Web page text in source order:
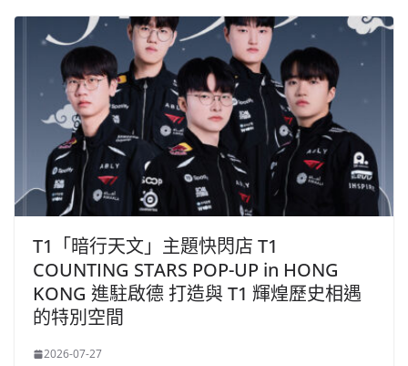
T1「暗行天文」主題快閃店 T1
COUNTING STARS POP-UP in HONG
KONG 進駐啟德 打造與 T1 輝煌歷史相遇
的特別空間
2026-07-27